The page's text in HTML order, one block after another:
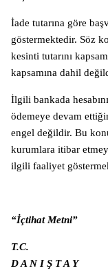
İade tutarına göre
göstermektedir. Söz
kesinti tutarını
kapsamına dahil
İlgili bankada
ödemeye devam
engel değildir. Bu
kurumlara itibar
ilgili faaliyet
“İçtihat Metni”
T.C.
D A N I Ş T A Y